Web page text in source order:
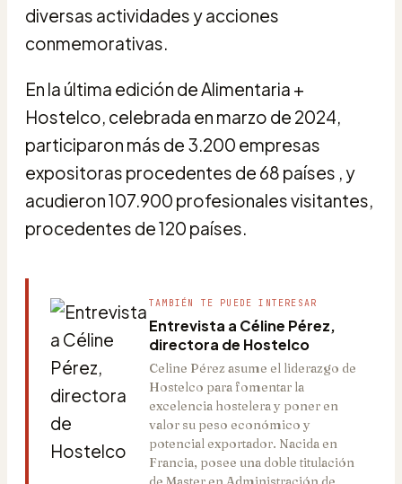
diversas actividades y acciones
conmemorativas.
En la última edición de Alimentaria +
Hostelco, celebrada en marzo de 2024,
participaron más de 3.200 empresas
expositoras procedentes de 68 países , y
acudieron 107.900 profesionales visitantes,
procedentes de 120 países.
TAMBIÉN TE PUEDE INTERESAR
Entrevista a Céline Pérez,
directora de Hostelco
Celine Pérez asume el liderazgo de
Hostelco para fomentar la
excelencia hostelera y poner en
valor su peso económico y
potencial exportador. Nacida en
Francia, posee una doble titulación